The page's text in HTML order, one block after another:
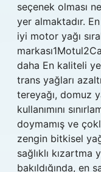
seçenek olması
yer almaktadır.
iyi motor yağı
daha En kaliteli
trans yağları
tereyağı, domuz
kullanımını
doymamış ve
zengin bitkisel
sağlıklı kızartma
bakıldığında, en